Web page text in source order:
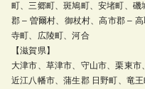
町、三郷町、斑鳩町、安堵町、
郡 – 曽爾村、御杖村、高市郡 –
寺町、広陵町、河合
【滋賀県】
大津市、草津市、守山市、栗東市
近江八幡市、蒲生郡 日野町、竜